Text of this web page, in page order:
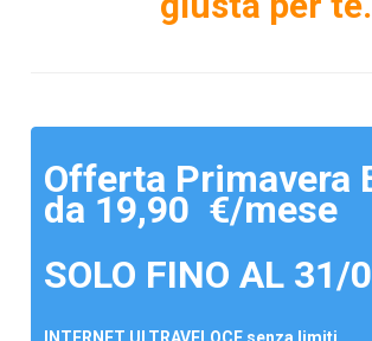
Offerta Primavera
da 19,90 €/mese
SOLO FINO AL 31/